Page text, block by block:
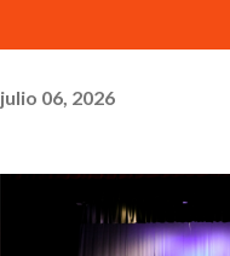
julio 06, 2026